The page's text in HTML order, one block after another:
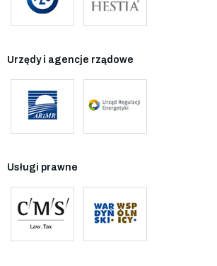
Urzędy i agencje rządowe
Usługi prawne